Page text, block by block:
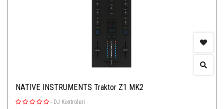
NATIVE INSTRUMENTS Traktor Z1 MK2
- DJ Kontroleri